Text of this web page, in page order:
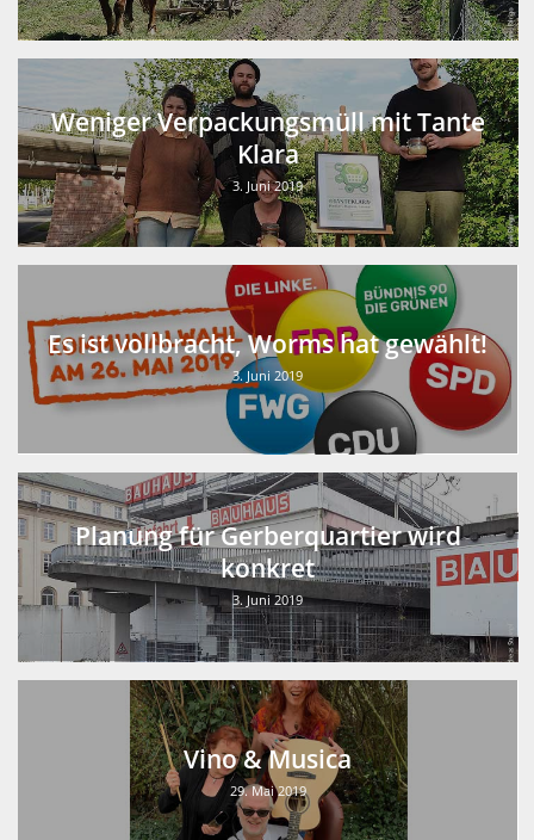
Weniger Verpackungsmüll mit Tante
Klara
3. Juni 2019
Es ist vollbracht, Worms hat gewählt!
3. Juni 2019
Planung für Gerberquartier wird
konkret
3. Juni 2019
Vino & Musica
29. Mai 2019